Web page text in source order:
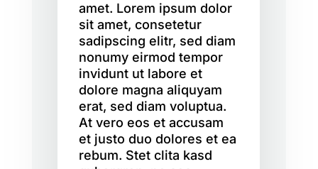
amet. Lorem ipsum dolor
sit amet, consetetur
sadipscing elitr, sed diam
nonumy eirmod tempor
invidunt ut labore et
dolore magna aliquyam
erat, sed diam voluptua.
At vero eos et accusam
et justo duo dolores et ea
rebum. Stet clita kasd